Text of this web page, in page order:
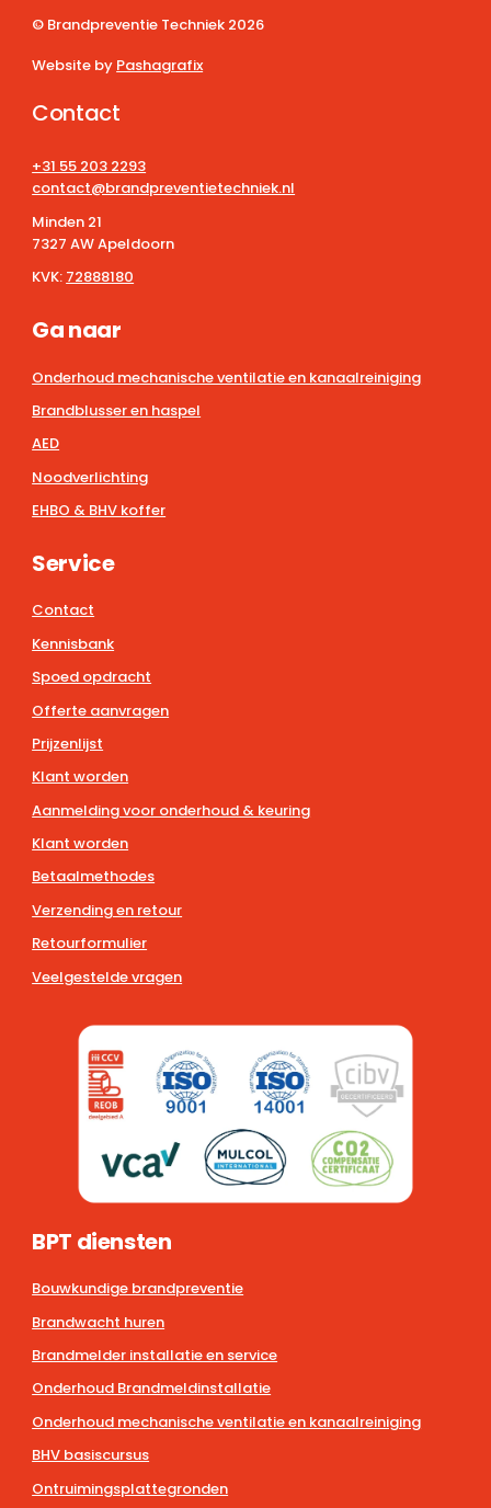
© Brandpreventie Techniek 2026
Website by Pashagrafix
Contact
+31 55 203 2293
contact@brandpreventietechniek.nl
Minden 21
7327 AW Apeldoorn
KVK: 72888180
Ga naar
Onderhoud mechanische ventilatie en kanaalreiniging
Brandblusser en haspel
AED
Noodverlichting
EHBO & BHV koffer
Service
Contact
Kennisbank
Spoed opdracht
Offerte aanvragen
Prijzenlijst
Klant worden
Aanmelding voor onderhoud & keuring
Klant worden
Betaalmethodes
Verzending en retour
Retourformulier
Veelgestelde vragen
BPT diensten
Bouwkundige brandpreventie
Brandwacht huren
Brandmelder installatie en service
Onderhoud Brandmeldinstallatie
Onderhoud mechanische ventilatie en kanaalreiniging
BHV basiscursus
Ontruimingsplattegronden